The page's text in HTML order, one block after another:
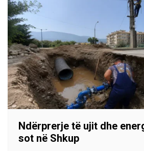
Ndërprerje të ujit dhe
sot në Shkup